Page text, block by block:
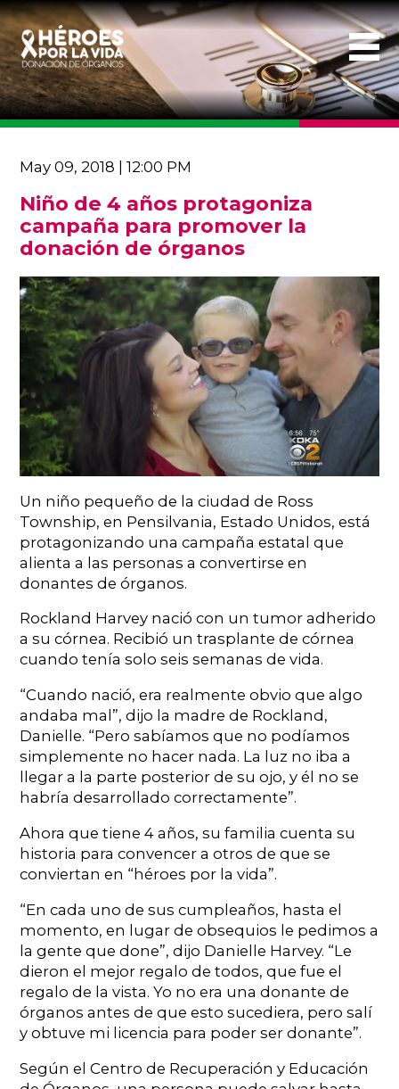
May 09, 2018 | 12:00 PM
Niño de 4 años protagoniza
campaña para promover la
donación de órganos
Un niño pequeño de la ciudad de Ross
Township, en Pensilvania, Estado Unidos, está
protagonizando una campaña estatal que
alienta a las personas a convertirse en
donantes de órganos.
Rockland Harvey nació con un tumor adherido
a su córnea. Recibió un trasplante de córnea
cuando tenía solo seis semanas de vida.
“Cuando nació, era realmente obvio que algo
andaba mal”, dijo la madre de Rockland,
Danielle. “Pero sabíamos que no podíamos
simplemente no hacer nada. La luz no iba a
llegar a la parte posterior de su ojo, y él no se
habría desarrollado correctamente”.
Ahora que tiene 4 años, su familia cuenta su
historia para convencer a otros de que se
conviertan en “héroes por la vida”.
“En cada uno de sus cumpleaños, hasta el
momento, en lugar de obsequios le pedimos a
la gente que done”, dijo Danielle Harvey. “Le
dieron el mejor regalo de todos, que fue el
regalo de la vista. Yo no era una donante de
órganos antes de que esto sucediera, pero salí
y obtuve mi licencia para poder ser donante”.
Según el Centro de Recuperación y Educación